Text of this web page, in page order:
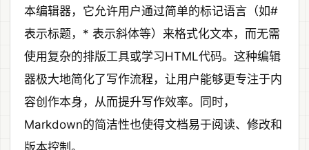
本编辑器，它允许用户通过简单的标记语言（如#
表示标题，* 表示斜体等）来格式化文本，而无需
使用复杂的排版工具或学习HTML代码。这种编辑
器极大地简化了写作流程，让用户能够更专注于内
容创作本身，从而提升写作效率。同时，
Markdown的简洁性也使得文档易于阅读、修改和
版本控制。